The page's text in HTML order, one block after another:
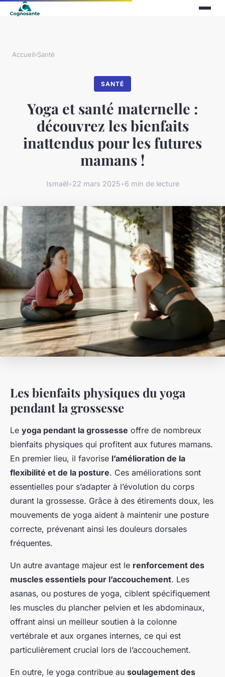
Accueil›Santé
SANTÉ
Yoga et santé maternelle :
découvrez les bienfaits
inattendus pour les futures
mamans !
Ismaël•22 mars 2025•6 min de lecture
Les bienfaits physiques du yoga
pendant la grossesse
Le yoga pendant la grossesse offre de nombreux
bienfaits physiques qui profitent aux futures mamans.
En premier lieu, il favorise l’amélioration de la
flexibilité et de la posture. Ces améliorations sont
essentielles pour s’adapter à l’évolution du corps
durant la grossesse. Grâce à des étirements doux, les
mouvements de yoga aident à maintenir une posture
correcte, prévenant ainsi les douleurs dorsales
fréquentes.
Un autre avantage majeur est le renforcement des
muscles essentiels pour l’accouchement. Les
asanas, ou postures de yoga, ciblent spécifiquement
les muscles du plancher pelvien et les abdominaux,
offrant ainsi un meilleur soutien à la colonne
vertébrale et aux organes internes, ce qui est
particulièrement crucial lors de l’accouchement.
En outre, le yoga contribue au soulagement des